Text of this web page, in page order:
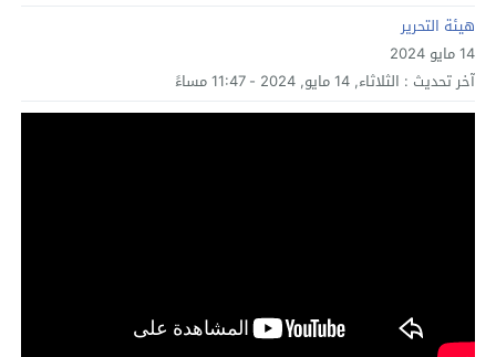
هيئة التحرير
14 مايو 2024
آخر تحديث : الثلاثاء, 14 مايو, 2024 - 11:47 مساءً